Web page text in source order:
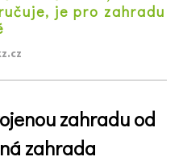
je pro zahradu
zahradu od
zahrada